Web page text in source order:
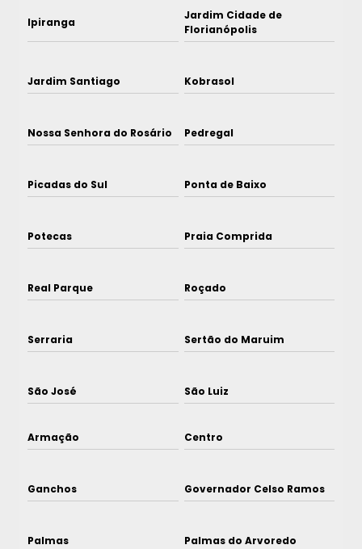
Ipiranga
Jardim Cidade de
Florianópolis
Jardim Santiago Kobrasol
Nossa Senhora do Rosário Pedregal
Picadas do Sul Ponta de Baixo
Potecas Praia Comprida
Real Parque Roçado
Serraria Sertão do Maruim
São José São Luiz
Armação Centro
Ganchos Governador Celso Ramos
Palmas Palmas do Arvoredo